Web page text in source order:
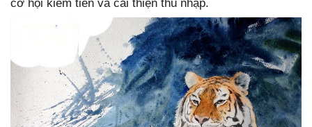
cơ hội kiếm tiền và cải thiện thu nhập.